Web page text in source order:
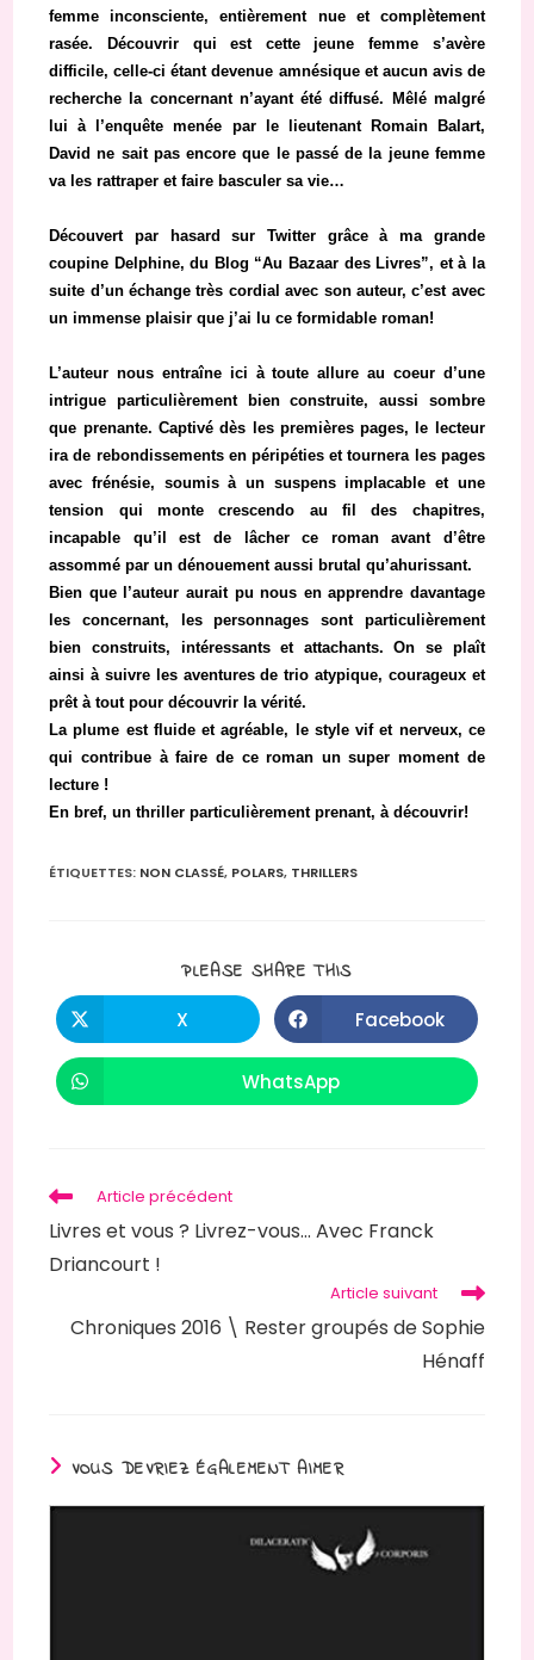
femme inconsciente, entièrement nue et complètement
rasée. Découvrir qui est cette jeune femme s’avère
difficile, celle-ci étant devenue amnésique et aucun avis de
recherche la concernant n’ayant été diffusé. Mêlé malgré
lui à l’enquête menée par le lieutenant Romain Balart,
David ne sait pas encore que le passé de la jeune femme
va les rattraper et faire basculer sa vie…
Découvert par hasard sur Twitter grâce à ma grande
coupine Delphine, du Blog “Au Bazaar des Livres”, et à la
suite d’un échange très cordial avec son auteur, c’est avec
un immense plaisir que j’ai lu ce formidable roman!
L’auteur nous entraîne ici à toute allure au coeur d’une
intrigue particulièrement bien construite, aussi sombre
que prenante. Captivé dès les premières pages, le lecteur
ira de rebondissements en péripéties et tournera les pages
avec frénésie, soumis à un suspens implacable et une
tension qui monte crescendo au fil des chapitres,
incapable qu’il est de lâcher ce roman avant d’être
assommé par un dénouement aussi brutal qu’ahurissant.
Bien que l’auteur aurait pu nous en apprendre davantage
les concernant, les personnages sont particulièrement
bien construits, intéressants et attachants. On se plaît
ainsi à suivre les aventures de trio atypique, courageux et
prêt à tout pour découvrir la vérité.
La plume est fluide et agréable, le style vif et nerveux, ce
qui contribue à faire de ce roman un super moment de
lecture !
En bref, un thriller particulièrement prenant, à découvrir!
ÉTIQUETTES: NON CLASSÉ, POLARS, THRILLERS
PLEASE SHARE THISPARTAGER
Ouvrir
dans
une
X Ouvrir
dans
une
Facebook
Ouvrir
dans
WhatsApp
Read
more
articles
Article précédent
Livres et vous ? Livrez-vous… Avec Franck
Driancourt !
Article suivant
Chroniques 2016 \ Rester groupés de Sophie
Hénaff
VOUS DEVRIEZ ÉGALEMENT AIMER